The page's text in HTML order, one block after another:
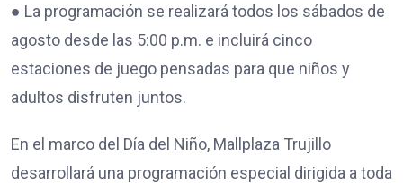
● La programación se realizará todos los sábados de
agosto desde las 5:00 p.m. e incluirá cinco
estaciones de juego pensadas para que niños y
adultos disfruten juntos.
En el marco del Día del Niño, Mallplaza Trujillo
desarrollará una programación especial dirigida a toda